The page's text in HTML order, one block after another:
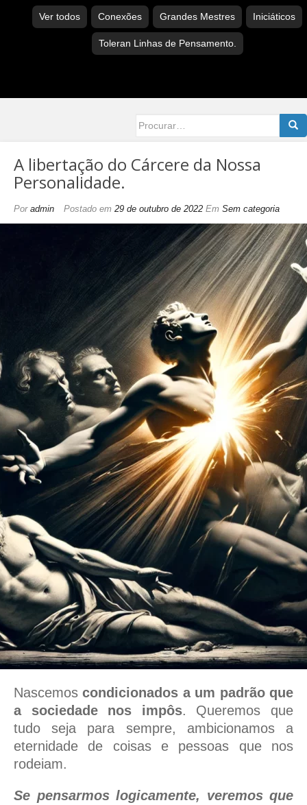
Ver todos Conexões Grandes Mestres Iniciáticos
Toleran Linhas de Pensamento.
for:
A libertação do Cárcere da Nossa
Personalidade.
Por admin Postado em 29 de outubro de 2022 Em Sem categoria
Nascemoscondicionados a um padrão que
a sociedade nos impôs. Queremos que
tudo seja para sempre, ambicionamos a
eternidade de coisas e pessoas que nos
rodeiam.
Se pensarmos logicamente, veremos que